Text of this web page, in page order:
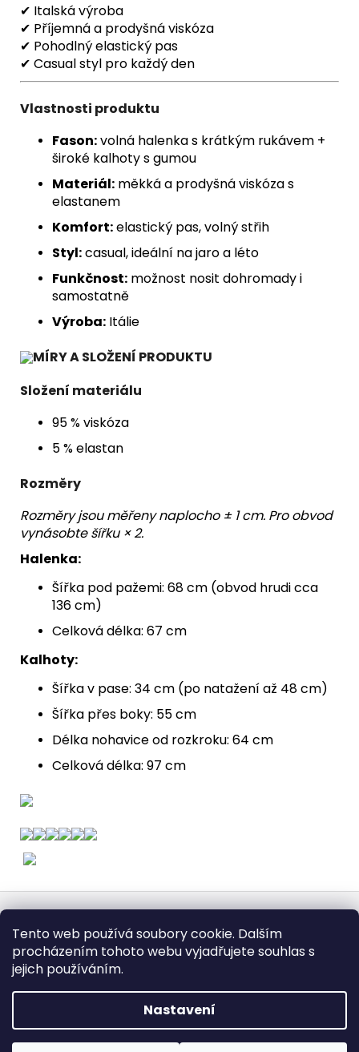
Tento web používá soubory cookie. Dalším
procházením tohoto webu vyjadřujete souhlas s
jejich používáním.
Nastavení
✔ Italská výroba
✔ Příjemná a prodyšná viskóza
✔ Pohodlný elastický pas
✔ Casual styl pro každý den
Vlastnosti produktu
Fason:volná halenka s krátkým rukávem +
široké kalhoty s gumou
Materiál: měkká a prodyšná viskóza s
elastanem
Komfort:elastický pas, volný střih
Styl:casual, ideální na jaro a léto
Funkčnost: možnost nosit dohromady i
samostatně
Výroba: Itálie
MÍRY A SLOŽENÍ PRODUKTU
Složení materiálu
95 % viskóza
5 % elastan
Rozměry
Rozměry jsou měřeny naplocho ± 1 cm. Pro obvod
vynásobte šířku × 2.
Halenka:
Šířka pod pažemi: 68 cm (obvod hrudi cca
136 cm)
Celková délka: 67 cm
Kalhoty:
Šířka v pase: 34 cm (po natažení až 48 cm)
Šířka přes boky: 55 cm
Délka nohavice od rozkroku: 64 cm
Celková délka: 97 cm
Z
á
a
Formulář pro vrátení - stáhněte
Vrácení zboží
Dopravy a platby BEZPEČNÝ NÁKUP
Podmínky ochrany osobních údajů
Copyright 2026fashionweek-moda.cz. Všechna práva